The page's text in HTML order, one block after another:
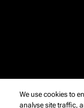
We use cookies to
analyse site traffic,